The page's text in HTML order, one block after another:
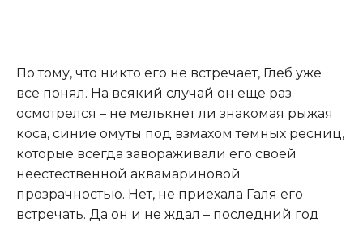
По тому, что никто его не встречает, Глеб уже
все понял. На всякий случай он еще раз
осмотрелся – не мелькнет ли знакомая рыжая
коса, синие омуты под взмахом темных ресниц,
которые всегда завораживали его своей
неестественной аквамариновой
прозрачностью. Нет, не приехала Галя его
встречать. Да он и не ждал – последний год